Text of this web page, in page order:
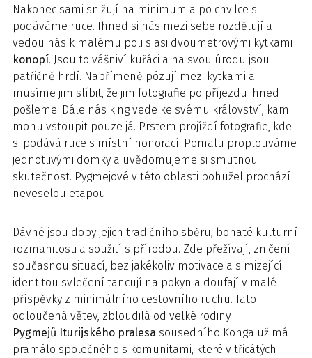
Nakonec sami snižují na minimum a po chvilce si
podáváme ruce. Ihned si nás mezi sebe rozdělují a
vedou nás k malému poli s asi dvoumetrovými kytkami
konopí. Jsou to vášniví kuřáci a na svou úrodu jsou
patřičně hrdí. Napřímeně pózují mezi kytkami a
musíme jim slíbit, že jim fotografie po příjezdu ihned
pošleme. Dále nás king vede ke svému království, kam
mohu vstoupit pouze já. Prstem projíždí fotografie, kde
si podává ruce s místní honorací. Pomalu proplouváme
jednotlivými domky a uvědomujeme si smutnou
skutečnost. Pygmejové v této oblasti bohužel prochází
neveselou etapou.
Dávné jsou doby jejich tradičního sběru, bohaté kulturní
rozmanitosti a soužití s přírodou. Zde přežívají, zničení
současnou situací, bez jakékoliv motivace a s mizející
identitou svlečení tancují na pokyn a doufají v malé
příspěvky z minimálního cestovního ruchu. Tato
odloučená větev, zbloudilá od velké rodiny
Pygmejů Iturijského pralesa sousedního Konga už má
pramálo společného s komunitami, které v třicátých